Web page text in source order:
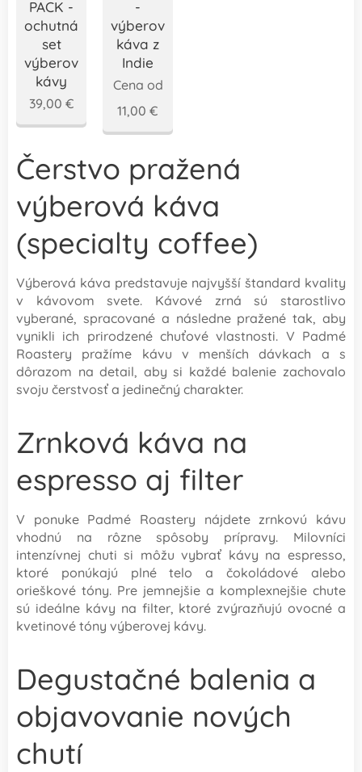
PACK -
ochutnávkový
set
výberovej
kávy
39,00 €
-
výberová
káva z
Indie
Cena od
11,00 €
Čerstvo pražená
výberová káva
(specialty coffee)
Výberová káva predstavuje najvyšší štandard kvality
v kávovom svete. Kávové zrná sú starostlivo
vyberané, spracované a následne pražené tak, aby
vynikli ich prirodzené chuťové vlastnosti. V Padmé
Roastery pražíme kávu v menších dávkach a s
dôrazom na detail, aby si každé balenie zachovalo
svoju čerstvosť a jedinečný charakter.
Zrnková káva na
espresso aj filter
V ponuke Padmé Roastery nájdete zrnkovú kávu
vhodnú na rôzne spôsoby prípravy. Milovníci
intenzívnej chuti si môžu vybrať kávy na espresso,
ktoré ponúkajú plné telo a čokoládové alebo
orieškové tóny. Pre jemnejšie a komplexnejšie chute
sú ideálne kávy na filter, ktoré zvýrazňujú ovocné a
kvetinové tóny výberovej kávy.
Degustačné balenia a
objavovanie nových
chutí